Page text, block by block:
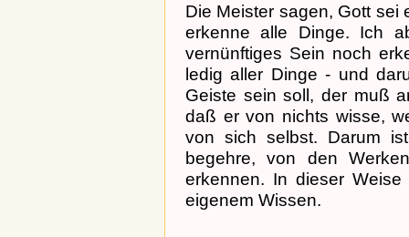
Die Meister sagen, Gott sei
erkenne alle Dinge. Ich
vernünftiges Sein noch
ledig aller Dinge - und
Geiste sein soll, der muß
daß er von nichts wisse,
von sich selbst. Darum
begehre, von den
erkennen. In dieser
eigenem Wissen.